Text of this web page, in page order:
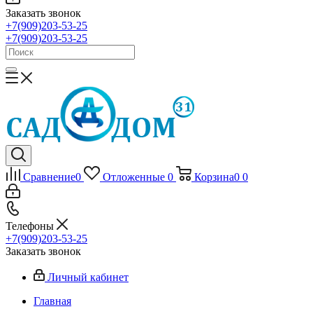
Заказать звонок
+7(909)203-53-25
+7(909)203-53-25
Сравнение0 Отложенные 0 Корзина0 0
Телефоны
+7(909)203-53-25
Заказать звонок
Личный кабинет
Главная